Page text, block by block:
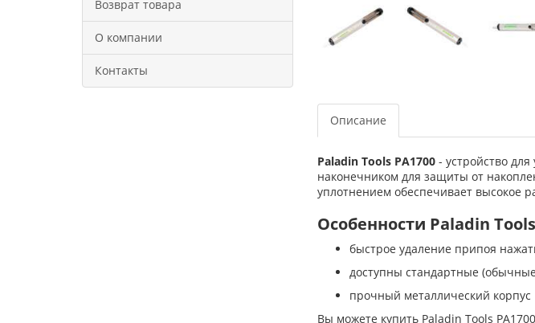
Возврат товара
О компании
Контакты
Описание
Paladin Tools PA1700- устройство
наконечником для защиты от
уплотнением обеспечивает высокое
Особенности Paladin
быстрое удаление припоя
доступны стандартные
прочный металлический корпус
Вы можете купить Paladin Tools